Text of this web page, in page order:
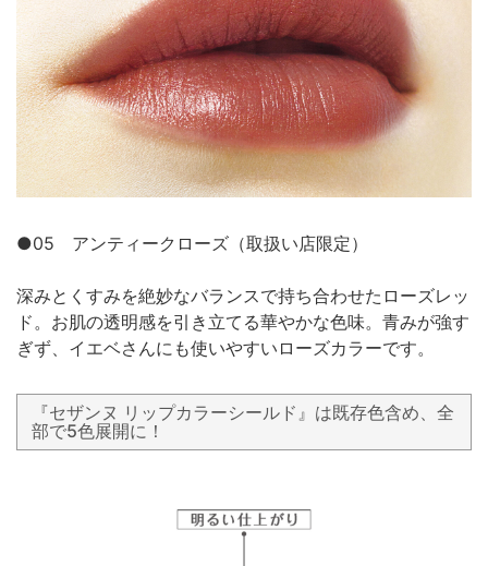
●05 アンティークローズ（取扱い店限定）
深みとくすみを絶妙なバランスで持ち合わせたローズレッ
ド。お肌の透明感を引き立てる華やかな色味。青みが強す
ぎず、イエベさんにも使いやすいローズカラーです。
『セザンヌ リップカラーシールド』は既存色含め、全
部で5色展開に！